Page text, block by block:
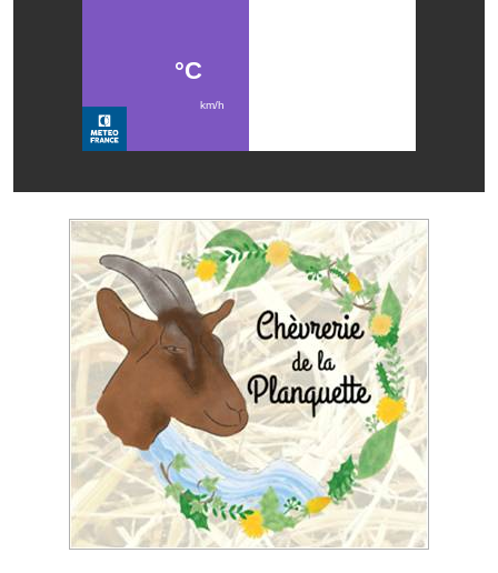
Démarches administratives
Urbanisme
Biens à louer
Terrains et maisons à vendre
Etablissements scolaires
Equipements sportifs
Bibliothèque
Commerçants, artisans
Commerces et professions libérales
Exploitants agricoles
Artisans